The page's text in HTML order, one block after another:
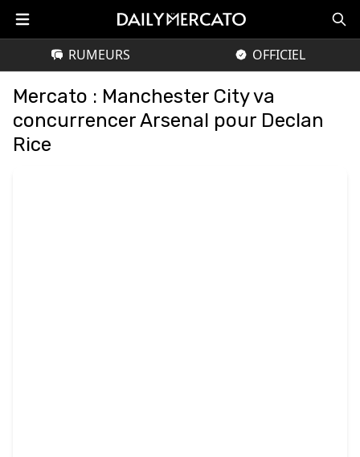
RUMEURS OFFICIEL
Mercato : Manchester City va
concurrencer Arsenal pour Declan
Rice